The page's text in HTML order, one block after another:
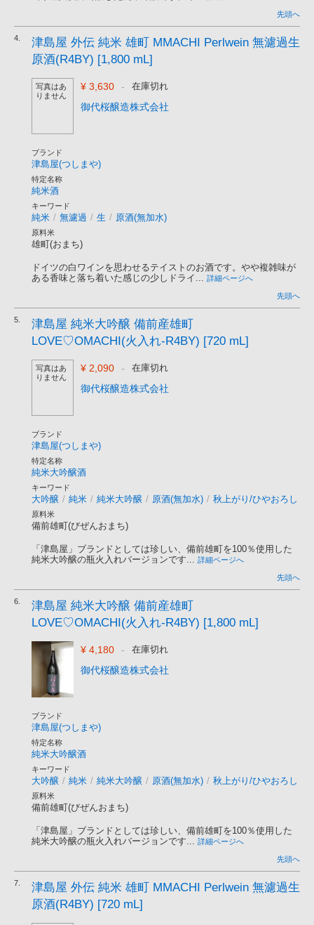
先頭へ
4.
津島屋 外伝 純米 雄町 MMACHI Perlwein 無濾過生
原酒(R4BY) [1,800 mL]
写真はあ
りません
¥ 3,630 - 在庫切れ
御代桜醸造株式会社
ブランド
津島屋(つしまや)
特定名称
純米酒
キーワード
純米 / 無濾過 / 生 / 原酒(無加水)
原料米
雄町(おまち)
ドイツの白ワインを思わせるテイストのお酒です。やや複雑味が
ある香味と落ち着いた感じの少しドライ... 詳細ページへ
先頭へ
5.
津島屋 純米大吟醸 備前産雄町
LOVE♡OMACHI(火入れ-R4BY) [720 mL]
写真はあ
りません
¥ 2,090 - 在庫切れ
御代桜醸造株式会社
ブランド
津島屋(つしまや)
特定名称
純米大吟醸酒
キーワード
大吟醸 / 純米 / 純米大吟醸 / 原酒(無加水) / 秋上がり/ひやおろし
原料米
備前雄町(びぜんおまち)
「津島屋」ブランドとしては珍しい、備前雄町を100％使用した
純米大吟醸の瓶火入れバージョンです... 詳細ページへ
先頭へ
6.
津島屋 純米大吟醸 備前産雄町
LOVE♡OMACHI(火入れ-R4BY) [1,800 mL]
¥ 4,180 - 在庫切れ
御代桜醸造株式会社
ブランド
津島屋(つしまや)
特定名称
純米大吟醸酒
キーワード
大吟醸 / 純米 / 純米大吟醸 / 原酒(無加水) / 秋上がり/ひやおろし
原料米
備前雄町(びぜんおまち)
「津島屋」ブランドとしては珍しい、備前雄町を100％使用した
純米大吟醸の瓶火入れバージョンです... 詳細ページへ
先頭へ
7.
津島屋 外伝 純米 雄町 MMACHI Perlwein 無濾過生
原酒(R4BY) [720 mL]